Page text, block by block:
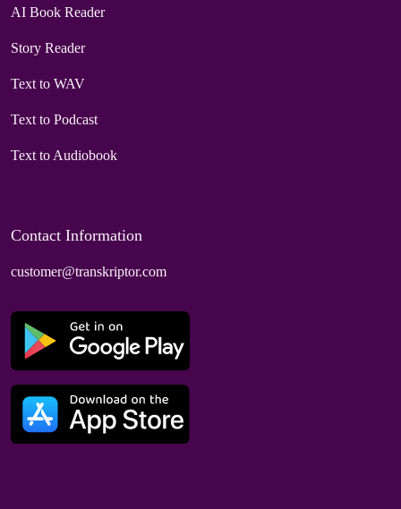
AI Book Reader
Story Reader
Text to WAV
Text to Podcast
Text to Audiobook
Contact Information
customer@transkriptor.com